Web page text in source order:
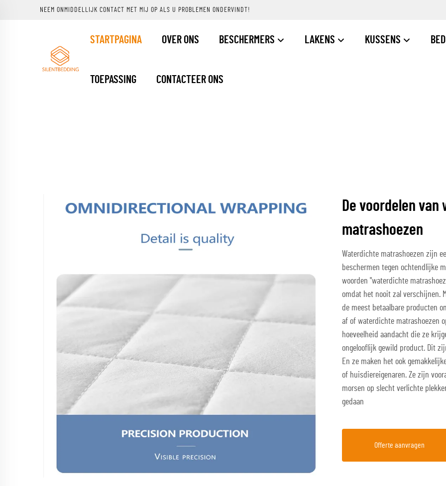
NEEM ONMIDDELLIJK CONTACT MET MIJ OP ALS U PROBLEMEN ONDERVINDT!
STARTPAGINA OVER ONS BESCHERMERS LAKENS KUSSENS
TOEPASSING CONTACTEER ONS
De voordelen
matrashoezen
Waterdichte matrashoezen zijn
beschermen tegen ochtendlijke
woorden "waterdichte
omdat het nooit zal verschijnen.
de meest betaalbare producten
af of waterdichte matrashoezen
hoeveelheid aandacht die ze
ongelooflijk gewild product. Dit
En ze maken het ook
of huisdiereigenaren. Ze zijn
morsen op slecht verlichte
gedaan
Offerte aanvragen